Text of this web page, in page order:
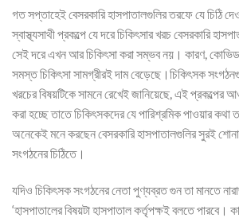
গত সপ্তাহেই বেসরকারি হাসপাতালগুলির তরফে যে চিঠি
স্বাস্থ্যসাথী প্রকল্পে যে দরে চিকিৎসার খরচ বেসরকারি
সেই দরে এখন আর চিকিৎসা করা সম্ভব নয়। কারণ, কোভিড
সমস্ত চিকিৎসা সামগ্রীরই দাম বেড়েছে।চিকিৎসক
খরচের বিষয়টিকে সামনে রেখেই জানিয়েছে, এই প্রকল্পের
করা হচ্ছে তাতে চিকিৎসকদের যে পারিশ্রমিক পাওয়ার কথা
অনেকেই মনে করছেন বেসরকারি হাসপাতালগুলির সুরই
সংগঠনের চিঠিতে।
যদিও চিকিৎসক সংগঠনের নেতা পুণ্যব্রত গুন তা মানতে
‘হাসপাতালের বিষয়টা হাসপাতাল কর্তৃপক্ষই বলতে পারবে।